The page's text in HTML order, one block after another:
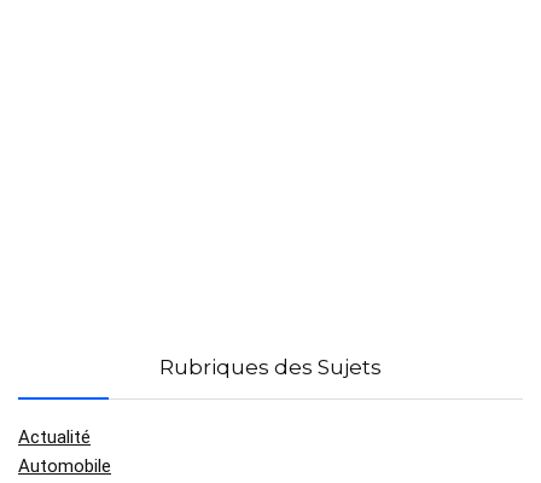
Rubriques des Sujets
Actualité
Automobile